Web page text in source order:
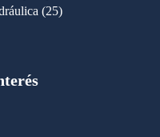
2525
723
C 855